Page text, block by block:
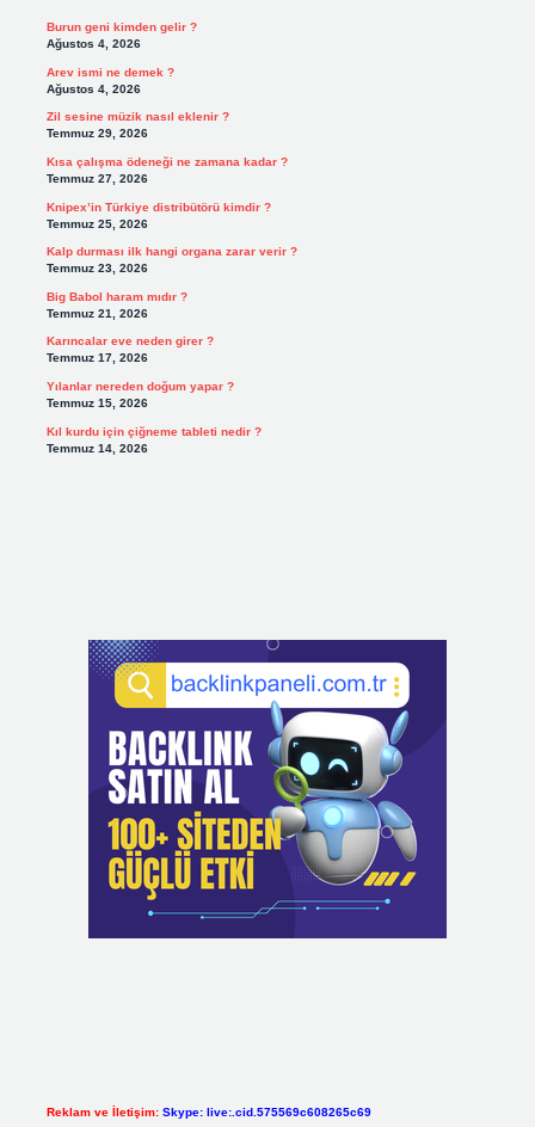
Burun geni kimden gelir ?
Ağustos 4, 2026
Arev ismi ne demek ?
Ağustos 4, 2026
Zil sesine müzik nasıl eklenir ?
Temmuz 29, 2026
Kısa çalışma ödeneği ne zamana kadar ?
Temmuz 27, 2026
Knipex’in Türkiye distribütörü kimdir ?
Temmuz 25, 2026
Kalp durması ilk hangi organa zarar verir ?
Temmuz 23, 2026
Big Babol haram mıdır ?
Temmuz 21, 2026
Karıncalar eve neden girer ?
Temmuz 17, 2026
Yılanlar nereden doğum yapar ?
Temmuz 15, 2026
Kıl kurdu için çiğneme tableti nedir ?
Temmuz 14, 2026
Reklam ve İletişim: Skype: live:.cid.575569c608265c69